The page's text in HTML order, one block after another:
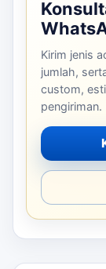
Kirim jenis
jumlah,
custom,
pengiriman.